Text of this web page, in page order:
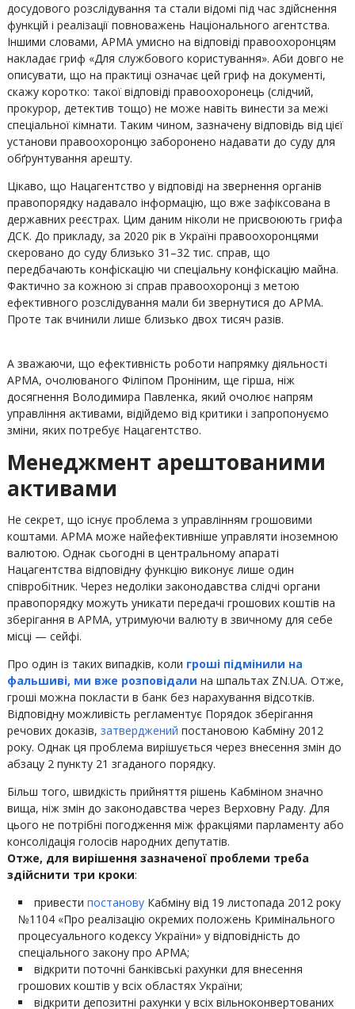
досудового розслідування та стали відомі під час здійснення
функцій і реалізації повноважень Національного агентства.
Іншими словами, АРМА умисно на відповіді правоохоронцям
накладає гриф «Для службового користування». Аби довго не
описувати, що на практиці означає цей гриф на документі,
скажу коротко: такої відповіді правоохоронець (слідчий,
прокурор, детектив тощо) не може навіть винести за межі
спеціальної кімнати. Таким чином, зазначену відповідь від цієї
установи правоохоронцю заборонено надавати до суду для
обґрунтування арешту.
Цікаво, що Нацагентство у відповіді на звернення органів
правопорядку надавало інформацію, що вже зафіксована в
державних реєстрах. Цим даним ніколи не присвоюють грифа
ДСК. До прикладу, за 2020 рік в Україні правоохоронцями
скеровано до суду близько 31–32 тис. справ, що
передбачають конфіскацію чи спеціальну конфіскацію майна.
Фактично за кожною зі справ правоохоронці з метою
ефективного розслідування мали би звернутися до АРМА.
Проте так вчинили лише близько двох тисяч разів.
А зважаючи, що ефективність роботи напрямку діяльності
АРМА, очолюваного Філіпом Проніним, ще гірша, ніж
досягнення Володимира Павленка, який очолює напрям
управління активами, відійдемо від критики і запропонуємо
зміни, яких потребує Нацагентство.
Менеджмент арештованими
активами
Не секрет, що існує проблема з управлінням грошовими
коштами. АРМА може найефективніше управляти іноземною
валютою. Однак сьогодні в центральному апараті
Нацагентства відповідну функцію виконує лише один
співробітник. Через недоліки законодавства слідчі органи
правопорядку можуть уникати передачі грошових коштів на
зберігання в АРМА, утримуючи валюту в звичному для себе
місці — сейфі.
Про один із таких випадків, коли гроші підмінили на
фальшиві, ми вже розповідали на шпальтах ZN.UA. Отже,
гроші можна покласти в банк без нарахування відсотків.
Відповідну можливість регламентує Порядок зберігання
речових доказів, затверджений постановою Кабміну 2012
року. Однак ця проблема вирішується через внесення змін до
абзацу 2 пункту 21 згаданого порядку.
Більш того, швидкість прийняття рішень Кабміном значно
вища, ніж змін до законодавства через Верховну Раду. Для
цього не потрібні погодження між фракціями парламенту або
консолідація голосів народних депутатів.
Отже, для вирішення зазначеної проблеми треба
здійснити три кроки:
привести постановуКабміну від 19 листопада 2012 року
№1104 «Про реалізацію окремих положень Кримінального
процесуального кодексу України» у відповідність до
спеціального закону про АРМА;
відкрити поточні банківські рахунки для внесення
грошових коштів у всіх областях України;
відкрити депозитні рахунки у всіх вільноконвертованих